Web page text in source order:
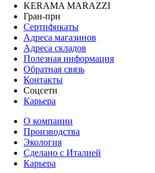
KERAMA MARAZZI
Гран-при
Сертификаты
Адреса магазинов
Адреса складов
Полезная информация
Обратная связь
Контакты
Соцсети
Карьера
О компании
Производства
Экология
Сделано с Италией
Карьера